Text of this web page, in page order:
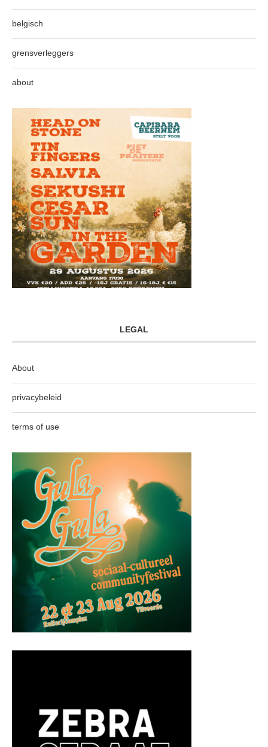
belgisch
grensverleggers
about
LEGAL
About
privacybeleid
terms of use